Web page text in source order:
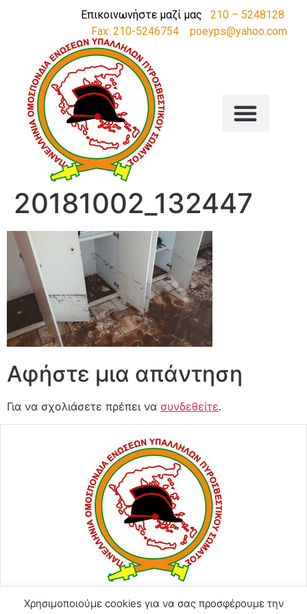
Επικοινωνήστε μαζί μας 210 – 5248128
Fax: 210-5246754
poeyps@yahoo.com
20181002_132447
Αφήστε μια απάντηση
Για να σχολιάσετε πρέπει να συνδεθείτε.
ΑΓΙΟΥ ΚΩΝΣΤΑΝΤΙΝΟΥ 57
Χρησιμοποιούμε cookies για να σας προσφέρουμε την